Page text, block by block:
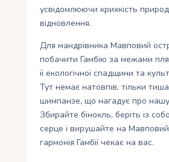
усвідомлюючи крихкість
відновлення.
Для мандрівника Мавповий
побачити Гамбію за межами
її екологічної спадщини та
Тут немає натовпів, тільки
шимпанзе, що нагадує про нашу
Збирайте бінокль, беріть із
серце і вирушайте на
гармонія Гамбії чекає на вас.